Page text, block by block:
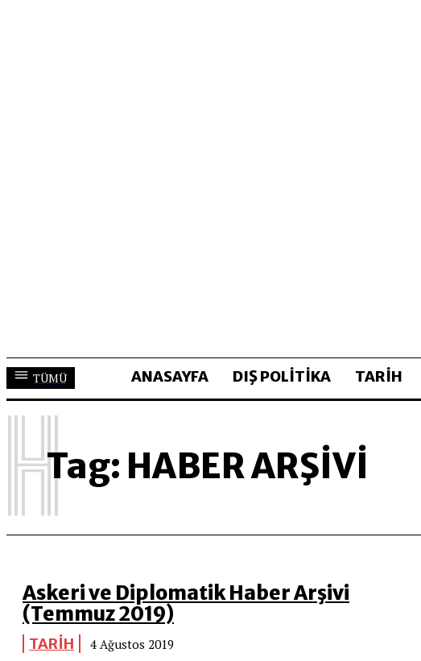
TÜMÜ ANASAYFA DIŞ POLİTİKA TARİH
Tag: HABER ARŞIVI
H
Askeri ve Diplomatik Haber Arşivi
(Temmuz 2019)
TARİH 4 Ağustos 2019